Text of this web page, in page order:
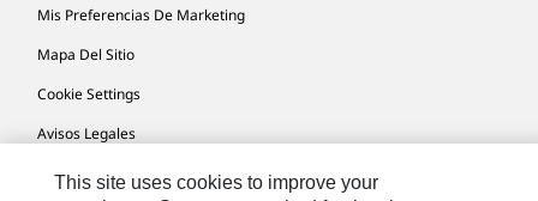
Mis Preferencias De Marketing
Mapa Del Sitio
Cookie Settings
Avisos Legales
Privacidad
This site uses cookies to improve your